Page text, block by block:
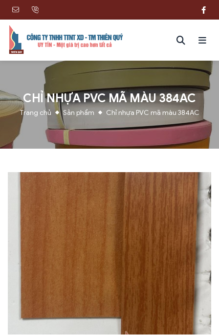
CHỈ NHỰA PVC MÃ MÀU 384AC
Trang chủ Sản phẩm Chỉ nhựa PVC mã màu 384AC